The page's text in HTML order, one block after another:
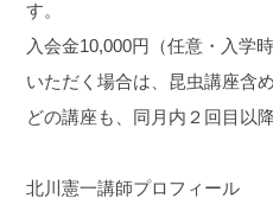
す。
入会金10,000円（任意・入学
いただく場合は、昆虫講座含め
どの講座も、同月内２回目以
北川憲一講師プロフィール